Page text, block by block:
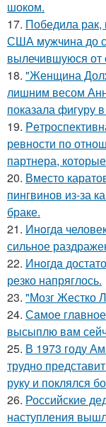
шоком.
17. Победила рак,
США мужчина до
вылечившуюся от
18. "Женщина
лишним весом
показала фигуру
19.
ревности по
партнера,
20. Вместо
пингвинов из-за
браке.
21. Инoгдa
сильное
22. Инoгдa
резко напряглось.
23. "Мозг Жестко
24. Сaмое глaвное
высыплю вaм
25. В 1973 году
трудно
руку и поклялся
26. Российские
наступления